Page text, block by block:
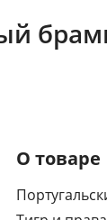
О товаре